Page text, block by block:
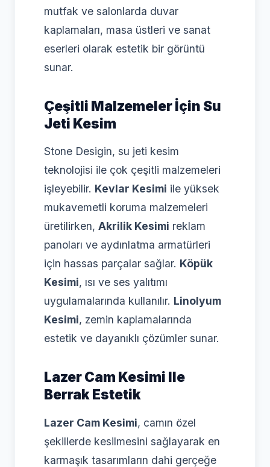
mutfak ve salonlarda duvar
kaplamaları, masa üstleri ve sanat
eserleri olarak estetik bir görüntü
sunar.
Çeşitli Malzemeler İçin Su
Jeti Kesim
Stone Desigin, su jeti kesim
teknolojisi ile çok çeşitli malzemeleri
işleyebilir. Kevlar Kesimi ile yüksek
mukavemetli koruma malzemeleri
üretilirken, Akrilik Kesimi reklam
panoları ve aydınlatma armatürleri
için hassas parçalar sağlar. Köpük
Kesimi, ısı ve ses yalıtımı
uygulamalarında kullanılır. Linolyum
Kesimi, zemin kaplamalarında
estetik ve dayanıklı çözümler sunar.
Lazer Cam Kesimi Ile
Berrak Estetik
Lazer Cam Kesimi, camın özel
şekillerde kesilmesini sağlayarak en
karmaşık tasarımların dahi gerçeğe